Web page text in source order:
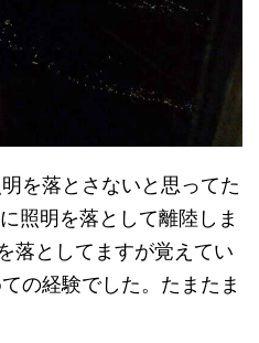
を落とさないと思ってた
照明を落として離陸しま
落としてますが覚えてい
の経験でした。たまたま